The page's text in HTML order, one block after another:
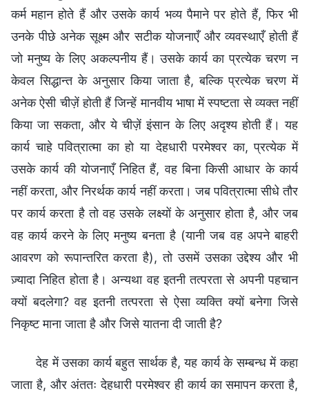
कर्म महान होते हैं और उसके कार्य भव्य पैमाने पर होते हैं, फिर भी
उनके पीछे अनेक सूक्ष्म और सटीक योजनाएँ और व्यवस्थाएँ होती हैं
जो मनुष्य के लिए अकल्पनीय हैं। उसके कार्य का प्रत्येक चरण न
केवल सिद्धान्त के अनुसार किया जाता है, बल्कि प्रत्येक चरण में
अनेक ऐसी चीज़ें होती हैं जिन्हें मानवीय भाषा में स्पष्टता से व्यक्त नहीं
किया जा सकता, और ये चीज़ें इंसान के लिए अदृश्य होती हैं। यह
कार्य चाहे पवित्रात्मा का हो या देहधारी परमेश्वर का, प्रत्येक में
उसके कार्य की योजनाएँ निहित हैं, वह बिना किसी आधार के कार्य
नहीं करता, और निरर्थक कार्य नहीं करता। जब पवित्रात्मा सीधे तौर
पर कार्य करता है तो वह उसके लक्ष्यों के अनुसार होता है, और जब
वह कार्य करने के लिए मनुष्य बनता है (यानी जब वह अपने बाहरी
आवरण को रूपान्तरित करता है), तो उसमें उसका उद्देश्य और भी
ज़्यादा निहित होता है। अन्यथा वह इतनी तत्परता से अपनी पहचान
क्यों बदलेगा? वह इतनी तत्परता से ऐसा व्यक्ति क्यों बनेगा जिसे
निकृष्ट माना जाता है और जिसे यातना दी जाती है?
देह में उसका कार्य बहुत सार्थक है, यह कार्य के सम्बन्ध में कहा
जाता है, और अंततः देहधारी परमेश्वर ही कार्य का समापन करता है,